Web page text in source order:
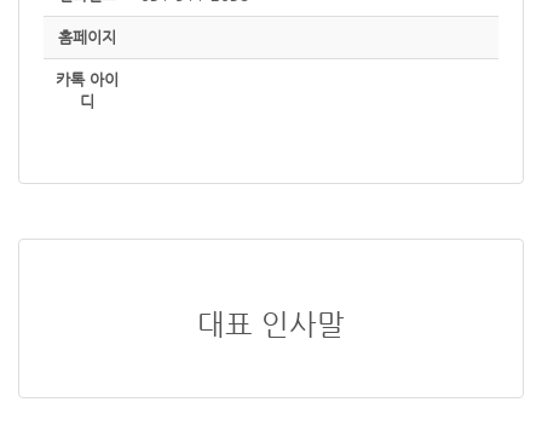
홈페이지
카톡 아이
디
대표 인사말